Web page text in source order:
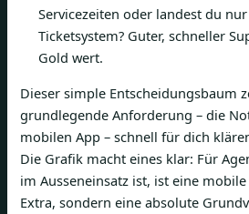
Servicezeiten oder landest du
Ticketsystem? Guter, schneller
Gold wert.
Dieser simple Entscheidungsbaum
grundlegende Anforderung – die
mobilen App – schnell für dich
Die Grafik macht eines klar: Für
im Ausseneinsatz ist, ist eine
Extra, sondern eine absolute